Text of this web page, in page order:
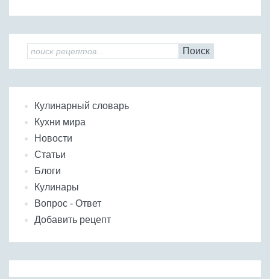
Поиск
Кулинарный словарь
Кухни мира
Новости
Статьи
Блоги
Кулинары
Вопрос - Ответ
Добавить рецепт